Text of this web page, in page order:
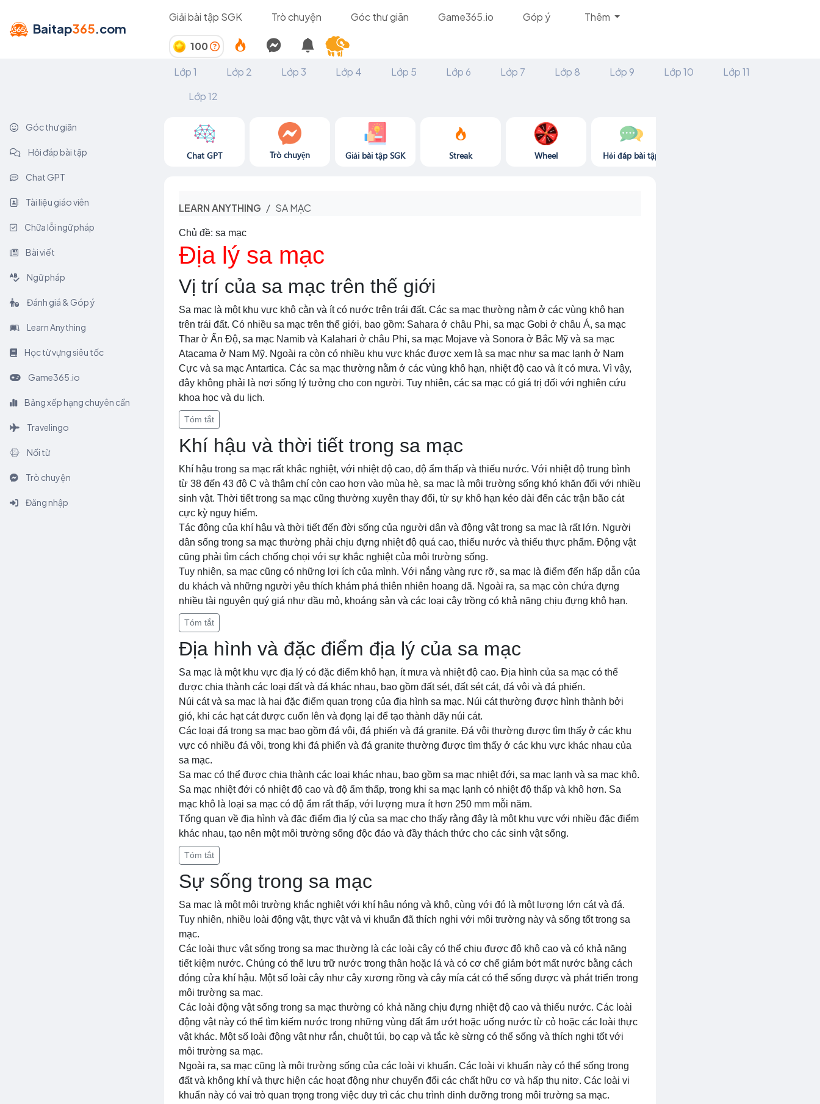
Baitap365.com
Giải bài tập SGK Trò chuyện Góc thư giãn Game365.io Góp ý Thêm
100
Lớp 1
Lớp 2 Lớp 3 Lớp 4 Lớp 5 Lớp 6 Lớp 7 Lớp 8 Lớp 9 Lớp 10
Lớp 11
Lớp 12
Góc thư giãn
Hỏi đáp bài tập
Chat GPT
Tài liệu giáo viên
Chữa lỗi ngữ pháp
Bài viết
Ngữ pháp
Đánh giá & Góp ý
Learn Anything
Học từ vựng siêu tốc
Game365.io
Bảng xếp hạng chuyên cần
Travelingo
Nối từ
Trò chuyện
Đăng nhập
Chat GPT Trò chuyện Giải bài tập SGK Streak Wheel Hỏi đáp bài tập
LEARN ANYTHING SA MẠC
Chủ đề: sa mạc
Địa lý sa mạc
Vị trí của sa mạc trên thế giới
Sa mạc là một khu vực khô cằn và ít có nước trên trái đất. Các sa mạc thường nằm ở các vùng khô hạn
trên trái đất. Có nhiều sa mạc trên thế giới, bao gồm: Sahara ở châu Phi, sa mạc Gobi ở châu Á, sa mạc
Thar ở Ấn Độ, sa mạc Namib và Kalahari ở châu Phi, sa mạc Mojave và Sonora ở Bắc Mỹ và sa mạc
Atacama ở Nam Mỹ. Ngoài ra còn có nhiều khu vực khác được xem là sa mạc như sa mạc lạnh ở Nam
Cực và sa mạc Antartica. Các sa mạc thường nằm ở các vùng khô hạn, nhiệt độ cao và ít có mưa. Vì vậy,
đây không phải là nơi sống lý tưởng cho con người. Tuy nhiên, các sa mạc có giá trị đối với nghiên cứu
khoa học và du lịch.
Tóm tắt
Khí hậu và thời tiết trong sa mạc
Khí hậu trong sa mạc rất khắc nghiệt, với nhiệt độ cao, độ ẩm thấp và thiếu nước. Với nhiệt độ trung bình
từ 38 đến 43 độ C và thậm chí còn cao hơn vào mùa hè, sa mạc là môi trường sống khó khăn đối với nhiều
sinh vật. Thời tiết trong sa mạc cũng thường xuyên thay đổi, từ sự khô hạn kéo dài đến các trận bão cát
cực kỳ nguy hiểm.
Tác động của khí hậu và thời tiết đến đời sống của người dân và động vật trong sa mạc là rất lớn. Người
dân sống trong sa mạc thường phải chịu đựng nhiệt độ quá cao, thiếu nước và thiếu thực phẩm. Động vật
cũng phải tìm cách chống chọi với sự khắc nghiệt của môi trường sống.
Tuy nhiên, sa mạc cũng có những lợi ích của mình. Với nắng vàng rực rỡ, sa mạc là điểm đến hấp dẫn của
du khách và những người yêu thích khám phá thiên nhiên hoang dã. Ngoài ra, sa mạc còn chứa đựng
nhiều tài nguyên quý giá như dầu mỏ, khoáng sản và các loại cây trồng có khả năng chịu đựng khô hạn.
Tóm tắt
Địa hình và đặc điểm địa lý của sa mạc
Sa mạc là một khu vực địa lý có đặc điểm khô hạn, ít mưa và nhiệt độ cao. Địa hình của sa mạc có thể
được chia thành các loại đất và đá khác nhau, bao gồm đất sét, đất sét cát, đá vôi và đá phiến.
Núi cát và sa mạc là hai đặc điểm quan trọng của địa hình sa mạc. Núi cát thường được hình thành bởi
gió, khi các hạt cát được cuốn lên và đọng lại để tạo thành dãy núi cát.
Các loại đá trong sa mạc bao gồm đá vôi, đá phiến và đá granite. Đá vôi thường được tìm thấy ở các khu
vực có nhiều đá vôi, trong khi đá phiến và đá granite thường được tìm thấy ở các khu vực khác nhau của
sa mạc.
Sa mạc có thể được chia thành các loại khác nhau, bao gồm sa mạc nhiệt đới, sa mạc lạnh và sa mạc khô.
Sa mạc nhiệt đới có nhiệt độ cao và độ ẩm thấp, trong khi sa mạc lạnh có nhiệt độ thấp và khô hơn. Sa
mạc khô là loại sa mạc có độ ẩm rất thấp, với lượng mưa ít hơn 250 mm mỗi năm.
Tổng quan về địa hình và đặc điểm địa lý của sa mạc cho thấy rằng đây là một khu vực với nhiều đặc điểm
khác nhau, tạo nên một môi trường sống độc đáo và đầy thách thức cho các sinh vật sống.
Tóm tắt
Sự sống trong sa mạc
Sa mạc là một môi trường khắc nghiệt với khí hậu nóng và khô, cùng với đó là một lượng lớn cát và đá.
Tuy nhiên, nhiều loài động vật, thực vật và vi khuẩn đã thích nghi với môi trường này và sống tốt trong sa
mạc.
Các loài thực vật sống trong sa mạc thường là các loài cây có thể chịu được độ khô cao và có khả năng
tiết kiệm nước. Chúng có thể lưu trữ nước trong thân hoặc lá và có cơ chế giảm bớt mất nước bằng cách
đóng cửa khí hậu. Một số loài cây như cây xương rồng và cây mía cát có thể sống được và phát triển trong
môi trường sa mạc.
Các loài động vật sống trong sa mạc thường có khả năng chịu đựng nhiệt độ cao và thiếu nước. Các loài
động vật này có thể tìm kiếm nước trong những vùng đất ẩm ướt hoặc uống nước từ cỏ hoặc các loài thực
vật khác. Một số loài động vật như rắn, chuột túi, bọ cạp và tắc kè sừng có thể sống và thích nghi tốt với
môi trường sa mạc.
Ngoài ra, sa mạc cũng là môi trường sống của các loài vi khuẩn. Các loài vi khuẩn này có thể sống trong
đất và không khí và thực hiện các hoạt động như chuyển đổi các chất hữu cơ và hấp thụ nitơ. Các loài vi
khuẩn này có vai trò quan trọng trong việc duy trì các chu trình dinh dưỡng trong môi trường sa mạc.